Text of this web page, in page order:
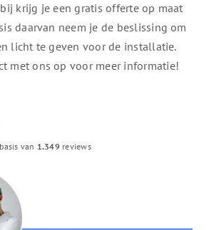
krijg je een gratis offerte op maat
daarvan neem je de beslissing om
licht te geven voor de installatie.
met ons op voor meer informatie!
van 1.349reviews